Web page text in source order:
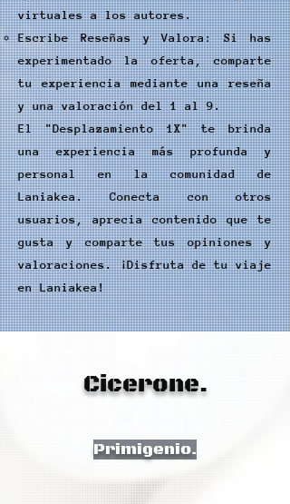
virtuales a los autores.
Escribe Reseñas y Valora: Si has
experimentado la oferta, comparte
tu experiencia mediante una reseña
y una valoración del 1 al 9.
El "Desplazamiento 1X" te brinda
una experiencia más profunda y
personal en la comunidad de
Laniakea. Conecta con otros
usuarios, aprecia contenido que te
gusta y comparte tus opiniones y
valoraciones. ¡Disfruta de tu viaje
en Laniakea!
Cicerone.
Primigenio.